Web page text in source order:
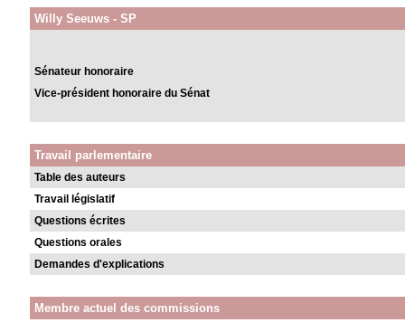
Willy Seeuws - SP
Sénateur honoraire
Vice-président honoraire du Sénat
Travail parlementaire
Table des auteurs
Travail législatif
Questions écrites
Questions orales
Demandes d'explications
Membre actuel des commissions